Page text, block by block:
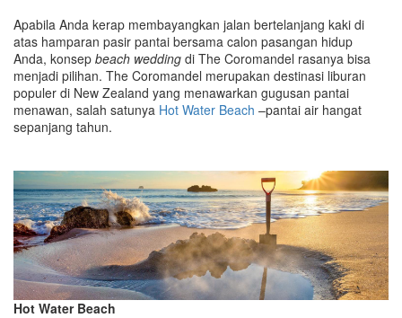
Apabila Anda kerap membayangkan jalan bertelanjang kaki di
atas hamparan pasir pantai bersama calon pasangan hidup
Anda, konsep beach wedding di The Coromandel rasanya bisa
menjadi pilihan. The Coromandel merupakan destinasi liburan
populer di New Zealand yang menawarkan gugusan pantai
menawan, salah satunya Hot Water Beach –pantai air hangat
sepanjang tahun.
Hot Water Beach